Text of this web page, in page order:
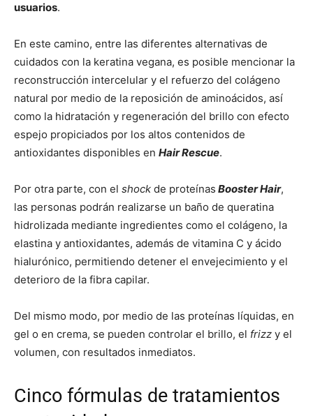
usuarios.
En este camino, entre las diferentes alternativas de
cuidados con la keratina vegana, es posible mencionar la
reconstrucción intercelular y el refuerzo del colágeno
natural por medio de la reposición de aminoácidos, así
como la hidratación y regeneración del brillo con efecto
espejo propiciados por los altos contenidos de
antioxidantes disponibles en Hair Rescue.
Por otra parte, con el shock de proteínas Booster Hair,
las personas podrán realizarse un baño de queratina
hidrolizada mediante ingredientes como el colágeno, la
elastina y antioxidantes, además de vitamina C y ácido
hialurónico, permitiendo detener el envejecimiento y el
deterioro de la fibra capilar.
Del mismo modo, por medio de las proteínas líquidas, en
gel o en crema, se pueden controlar el brillo, el frizz y el
volumen, con resultados inmediatos.
Cinco fórmulas de tratamientos